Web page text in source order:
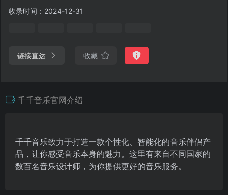
收录时间：2024-12-31
链接直达 收藏
千千音乐官网介绍
千千音乐致力于打造一款个性化、智能化的音乐伴侣产
品，让你感受音乐本身的魅力。这里有来自不同国家的
数百名音乐设计师，为你提供更好的音乐服务。